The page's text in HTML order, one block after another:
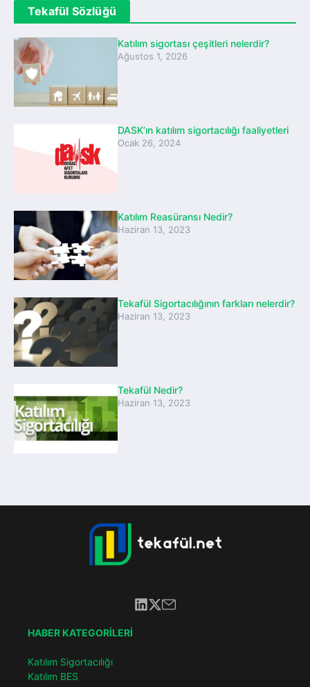
Tekafül Sözlüğü
Katılım sigortası çeşitleri nelerdir?
Ağustos 1, 2026
DASK’ın katılım sigortacılığı faaliyetleri
Ocak 26, 2024
Katılım Reasüransı Nedir?
Haziran 13, 2023
Tekafül Sigortacılığının farkları nelerdir?
Haziran 13, 2023
Tekafül Nedir?
Haziran 13, 2023
HABER KATEGORİLERİ
Katılım Sigortacılığı
Katılım BES